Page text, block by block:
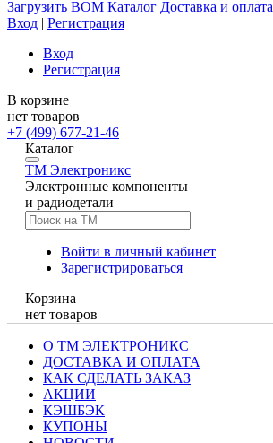
Загрузить BOM Каталог Доставка и оплата
Вход | Регистрация
Вход
Регистрация
В корзине
нет товаров
+7 (499) 677-21-46
Каталог
TM Электроникс
Электронные компоненты
и радиодетали
Войти в личный кабинет
Зарегистрироваться
Корзина
нет товаров
О ТМ ЭЛЕКТРОНИКС
ДОСТАВКА И ОПЛАТА
КАК СДЕЛАТЬ ЗАКАЗ
АКЦИИ
КЭШБЭК
КУПОНЫ